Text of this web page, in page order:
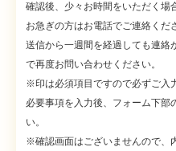
確認後、少々お時間をいただく場
お急ぎの方はお電話でご連絡くだ
送信から一週間を経過しても連絡
で再度お問い合わせください。
※印は必須項目ですので必ずご入
必要事項を入力後、フォーム下部
い。
※確認画面はございませんので、